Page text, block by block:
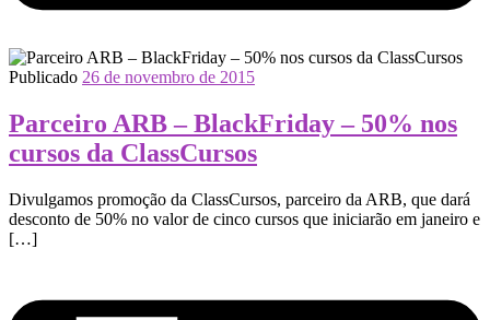
Publicado 26 de novembro de 2015
Parceiro ARB – BlackFriday – 50% nos
cursos da ClassCursos
Divulgamos promoção da ClassCursos, parceiro da ARB, que dará
desconto de 50% no valor de cinco cursos que iniciarão em janeiro e
[…]